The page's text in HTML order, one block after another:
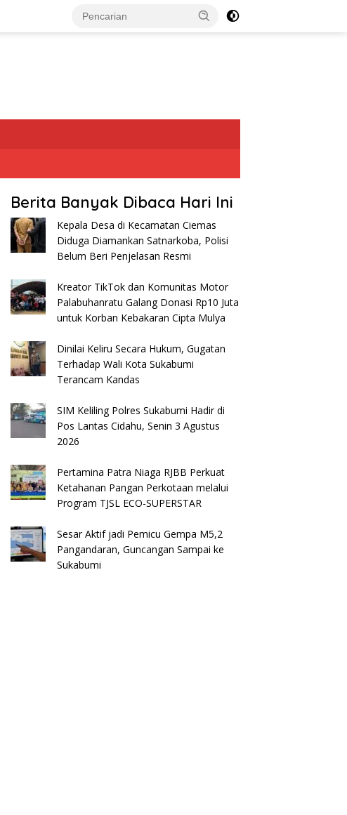
Berita Banyak Dibaca Hari Ini
Kepala Desa di Kecamatan Ciemas
Diduga Diamankan Satnarkoba, Polisi
Belum Beri Penjelasan Resmi
Kreator TikTok dan Komunitas Motor
Palabuhanratu Galang Donasi Rp10 Juta
untuk Korban Kebakaran Cipta Mulya
Dinilai Keliru Secara Hukum, Gugatan
Terhadap Wali Kota Sukabumi
Terancam Kandas
SIM Keliling Polres Sukabumi Hadir di
Pos Lantas Cidahu, Senin 3 Agustus
2026
Pertamina Patra Niaga RJBB Perkuat
Ketahanan Pangan Perkotaan melalui
Program TJSL ECO-SUPERSTAR
Sesar Aktif jadi Pemicu Gempa M5,2
Pangandaran, Guncangan Sampai ke
Sukabumi